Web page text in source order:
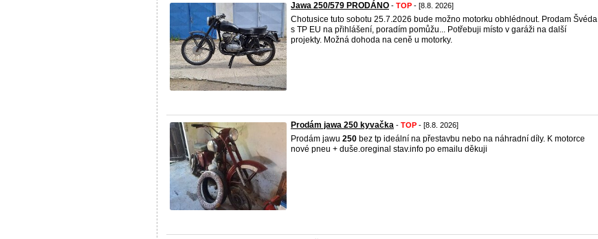
Jawa 250/579 PRODÁNO - TOP - [8.8. 2026]
Chotusice tuto sobotu 25.7.2026 bude možno motorku obhlédnout. Prodam Švéda
s TP EU na přihlášení, poradím pomůžu... Potřebuji místo v garáži na další
projekty. Možná dohoda na ceně u motorky.
Prodám jawa 250 kyvačka - TOP - [8.8. 2026]
Prodám jawu 250 bez tp ideální na přestavbu nebo na náhradní díly. K motorce
nové pneu + duše.oreginal stav.info po emailu děkuji